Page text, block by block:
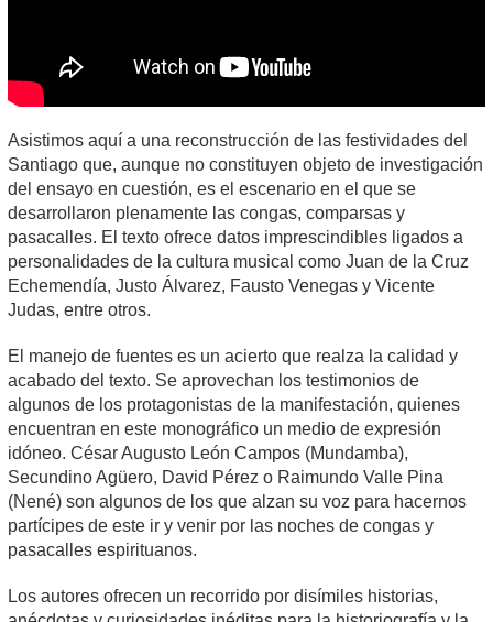
Asistimos aquí a una reconstrucción de las festividades del
Santiago que, aunque no constituyen objeto de investigación
del ensayo en cuestión, es el escenario en el que se
desarrollaron plenamente las congas, comparsas y
pasacalles. El texto ofrece datos imprescindibles ligados a
personalidades de la cultura musical como Juan de la Cruz
Echemendía, Justo Álvarez, Fausto Venegas y Vicente
Judas, entre otros.
El manejo de fuentes es un acierto que realza la calidad y
acabado del texto. Se aprovechan los testimonios de
algunos de los protagonistas de la manifestación, quienes
encuentran en este monográfico un medio de expresión
idóneo. César Augusto León Campos (Mundamba),
Secundino Agüero, David Pérez o Raimundo Valle Pina
(Nené) son algunos de los que alzan su voz para hacernos
partícipes de este ir y venir por las noches de congas y
pasacalles espirituanos.
Los autores ofrecen un recorrido por disímiles historias,